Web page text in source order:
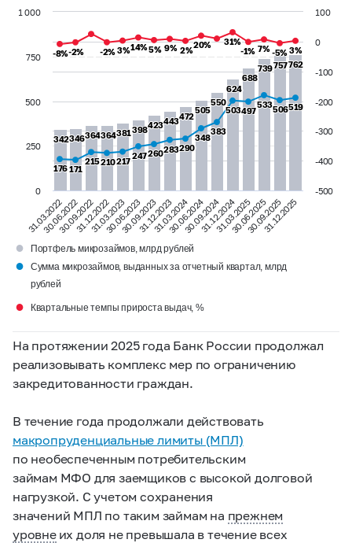
342
342346
346364
364364
364381
381398
398423
423443
443472
472
505
505
550
550
624
624
688
688
739
739757
757762
762
176
176171
171
215
215210
210217
217
247
247260
260283
283290
290
348
348
383
383
503
503497
497
533
533506
506519
519
-8%
-8%-2%
-2% -2%
-2%3%
3%14%
14%5%
5% 9%
9% 2%
2%
20%
20% 31%
31%
-1%
-1% 7%
7%-5%
-5%3%
3%
31.03.2022
30.06.2022
30.09.2022
31.12.2022
31.03.2023
30.06.2023
30.09.2023
31.12.2023
31.03.2024
30.06.2024
30.09.2024
31.12.2024
31.03.2025
30.06.2025
30.09.2025
31.12.2025
0
250
500
750
1 000
-500
-400
-300
-200
-100
0
100
● Портфель микрозаймов, млрд рублей
●
Сумма микрозаймов, выданных за отчетный квартал, млрд
рублей
● Квартальные темпы прироста выдач, %
На протяжении 2025 года Банк России продолжал
реализовывать комплекс мер по ограничению
закредитованности граждан.
В течение года продолжали действовать
макропруденциальные лимиты (МПЛ)
по необеспеченным потребительским
займам МФО для заемщиков с высокой долговой
нагрузкой. С учетом сохранения
значений МПЛ по таким займам на прежнем
уровне их доля не превышала в течение всех